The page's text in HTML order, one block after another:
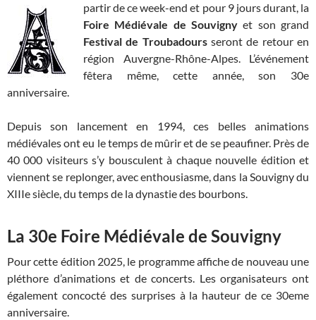
partir de ce week-end et pour 9 jours durant, la
Foire Médiévale de Souvigny et son grand
Festival de Troubadours seront de retour en
région Auvergne-Rhône-Alpes. L’événement
fêtera même, cette année, son 30e
anniversaire.
Depuis son lancement en 1994, ces belles animations
médiévales ont eu le temps de mûrir et de se peaufiner. Près de
40 000 visiteurs s’y bousculent à chaque nouvelle édition et
viennent se replonger, avec enthousiasme, dans la Souvigny du
XIIIe siècle, du temps de la dynastie des bourbons.
La 30e Foire Médiévale de Souvigny
Pour cette édition 2025, le programme affiche de nouveau une
pléthore d’animations et de concerts. Les organisateurs ont
également concocté des surprises à la hauteur de ce 30eme
anniversaire.